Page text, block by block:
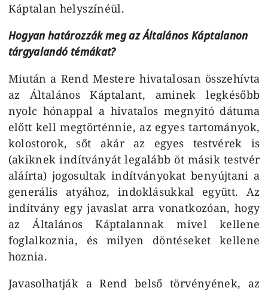
Káptalan helyszínéül.
Hogyan határozzák meg az Általános Káptalanon
tárgyalandó témákat?
Miután a Rend Mestere hivatalosan összehívta
az Általános Káptalant, aminek legkésőbb
nyolc hónappal a hivatalos megnyitó dátuma
előtt kell megtörténnie, az egyes tartományok,
kolostorok, sőt akár az egyes testvérek is
(akiknek indítványát legalább öt másik testvér
aláírta) jogosultak indítványokat benyújtani a
generális atyához, indoklásukkal együtt. Az
indítvány egy javaslat arra vonatkozóan, hogy
az Általános Káptalannak mivel kellene
foglalkoznia, és milyen döntéseket kellene
hoznia.
Javasolhatják a Rend belső törvényének, az